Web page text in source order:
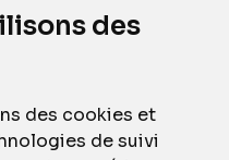
des
des cookies et
de suivi